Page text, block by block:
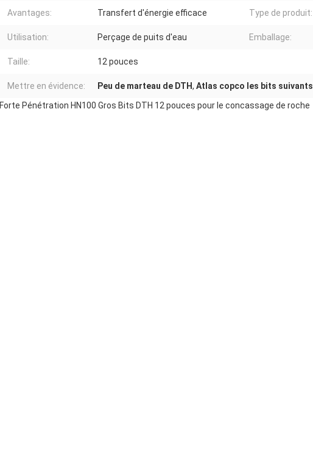
Avantages: Transfert d'énergie efficace Type de produit:
Utilisation: Perçage de puits d'eau Emballage:
Taille: 12 pouces
Mettre en évidence: Peu de marteau de DTH, Atlas copco les bits suivants
Forte Pénétration HN100 Gros Bits DTH 12 pouces pour le concassage de roche